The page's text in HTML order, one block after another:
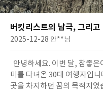
버킷리스트의 남극, 그리
2025-12-28 안**님
미를 다녀온 30대 여행자입니다. 남극은 제 버킷리스트의 가
곳을 차지하던 꿈의 목적지